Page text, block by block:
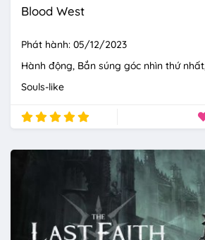
Blood West
Phát hành: 05/12/2023
Hành động Bắn súng góc nhìn thứ nhất
Souls-like